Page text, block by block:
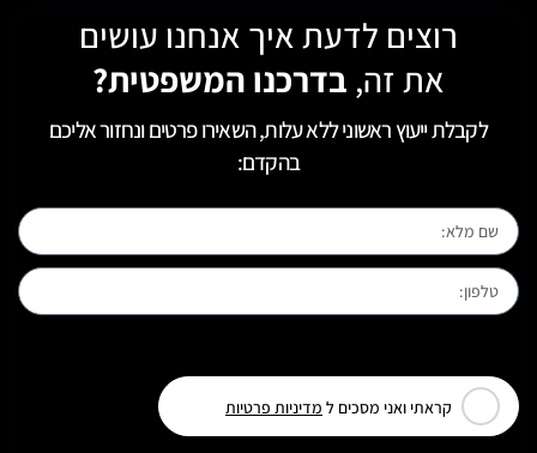
רוצים לדעת איך אנחנו עושים
את זה, בדרכנו המשפטית?
לקבלת ייעוץ ראשוני ללא עלות, השאירו פרטים ונחזור אליכם
בהקדם:
קראתי ואני מסכים ל מדיניות פרטיות